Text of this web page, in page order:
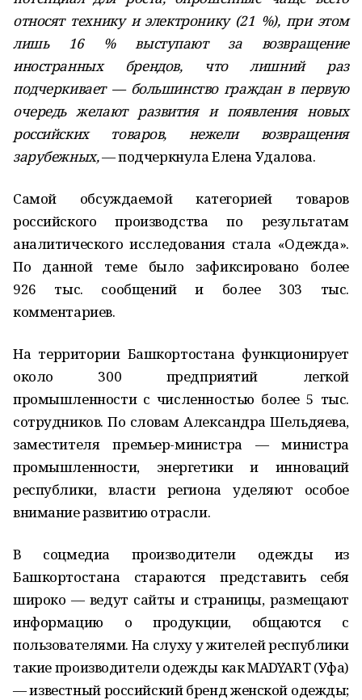
относят технику и электронику (21 %), при этом
лишь 16 % выступают за возвращение
иностранных брендов, что лишний раз
подчеркивает — большинство граждан в первую
очередь желают развития и появления новых
российских товаров, нежели возвращения
зарубежных,— подчеркнула Елена Удалова.
Самой обсуждаемой категорией товаров
российского производства по результатам
аналитического исследования стала «Одежда».
По данной теме было зафиксировано более
926 тыс. сообщений и более 303 тыс.
комментариев.
На территории Башкортостана функционирует
около 300 предприятий легкой
промышленности с численностью более 5 тыс.
сотрудников. По словам Александра Шельдяева,
заместителя премьер-министра — министра
промышленности, энергетики и инноваций
республики, власти региона уделяют особое
внимание развитию отрасли.
В соцмедиа производители одежды из
Башкортостана стараются представить себя
широко — ведут сайты и страницы, размещают
информацию о продукции, общаются с
пользователями. На слуху у жителей республики
такие производители одежды как MADYART (Уфа)
— известный российский бренд женской одежды;